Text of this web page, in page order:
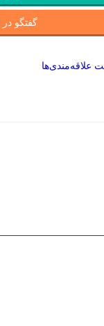
گفتگو در
علاقه‌مندی‌ها